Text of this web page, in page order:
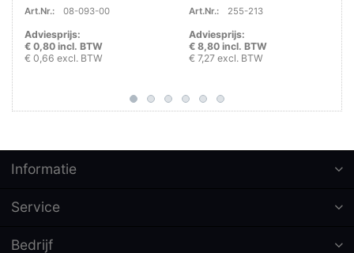
Art.Nr.: 08-093-00
Adviesprijs:
€ 0,80 incl. BTW
€ 0,66 excl. BTW
Art.Nr.: 255-213
Adviesprijs:
€ 8,80 incl. BTW
€ 7,27 excl. BTW
Informatie
Service
Bedrijf